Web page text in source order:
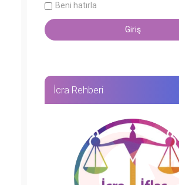
Beni hatırla
İcra Rehberi